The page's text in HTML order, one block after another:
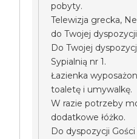
pobyty.
Telewizja grecka,
do Twojej
Do Twojej
Sypialnią nr 1.
Łazienka
toaletę i umywalkę.
W razie potrzeby
dodatkowe łóżko.
Do dyspozycji